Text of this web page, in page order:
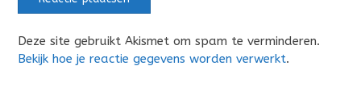
Deze site gebruikt Akismet om spam te verminderen.
Bekijk hoe je reactie gegevens worden verwerkt.